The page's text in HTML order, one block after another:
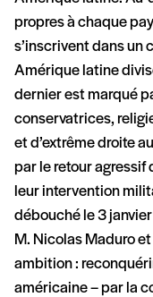
propres à chaque
s’inscrivent dans un
Amérique latine
dernier est marqué
conservatrices,
et d’extrême droite
par le retour agressif
leur intervention
débouché le 3
M. Nicolas Maduro
ambition :
américaine – par la